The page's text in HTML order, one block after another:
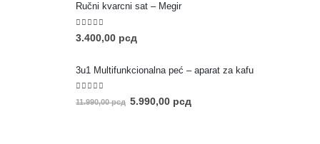
Ručni kvarcni sat – Megir
5.00out of 5
3.400,00 рсд
3u1 Multifunkcionalna peć – aparat za kafu
5.00out of 5
11.990,00рсд 5.990,00 рсд